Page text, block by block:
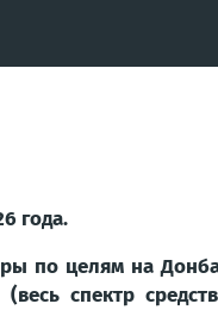
года.
по целям на
спектр